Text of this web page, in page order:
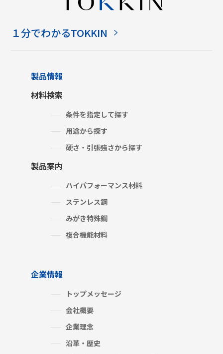
１分でわかるTOKKIN
製品情報
材料検索
条件を指定して探す
用途から探す
硬さ・引張強さから探す
製品案内
ハイパフォーマンス材料
ステンレス鋼
みがき特殊鋼
複合機能材料
企業情報
トップメッセージ
会社概要
企業理念
沿革・歴史